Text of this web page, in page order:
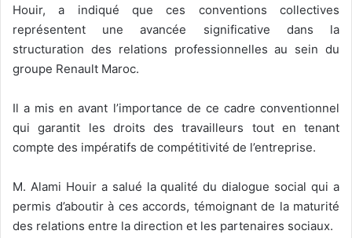
Houir, a indiqué que ces conventions collectives
représentent une avancée significative dans la
structuration des relations professionnelles au sein du
groupe Renault Maroc.
Il a mis en avant l’importance de ce cadre conventionnel
qui garantit les droits des travailleurs tout en tenant
compte des impératifs de compétitivité de l’entreprise.
M. Alami Houir a salué la qualité du dialogue social qui a
permis d’aboutir à ces accords, témoignant de la maturité
des relations entre la direction et les partenaires sociaux.